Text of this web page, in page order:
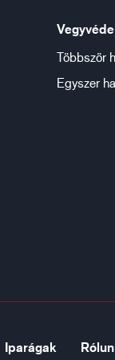
Többször
Egyszer
Iparágak